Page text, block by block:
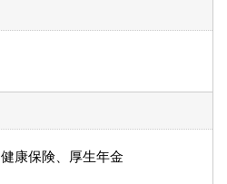
康保険、厚生年金